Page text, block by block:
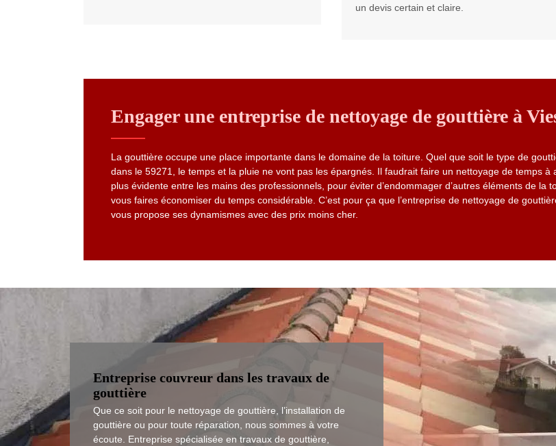
un devis certain et claire.
Engager une entreprise de nettoyage de gouttière à
La gouttière occupe une place importante dans le domaine de la toiture. Quel que soit le type de
dans le 59271, le temps et la pluie ne vont pas les épargnés. Il faudrait faire un nettoyage de temps à
plus évidente entre les mains des professionnels, pour éviter d’endommager d’autres éléments de la
vous faires économiser du temps considérable. C’est pour ça que l’entreprise de nettoyage de
vous propose ses dynamismes avec des prix moins cher.
Entreprise couvreur dans les travaux de
gouttière
Que ce soit pour le nettoyage de gouttière, l’installation de
gouttière ou pour toute réparation, nous sommes à votre
écoute. Entreprise spécialisée en travaux de gouttière,